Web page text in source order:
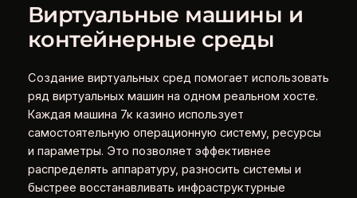
Виртуальные машины и
контейнерные среды
Создание виртуальных сред помогает использовать
ряд виртуальных машин на одном реальном хосте.
Каждая машина 7к казино использует
самостоятельную операционную систему, ресурсы
и параметры. Это позволяет эффективнее
распределять аппаратуру, разносить системы и
быстрее восстанавливать инфраструктурные